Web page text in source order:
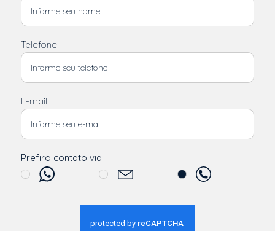
Telefone
E-mail
Prefiro contato via: